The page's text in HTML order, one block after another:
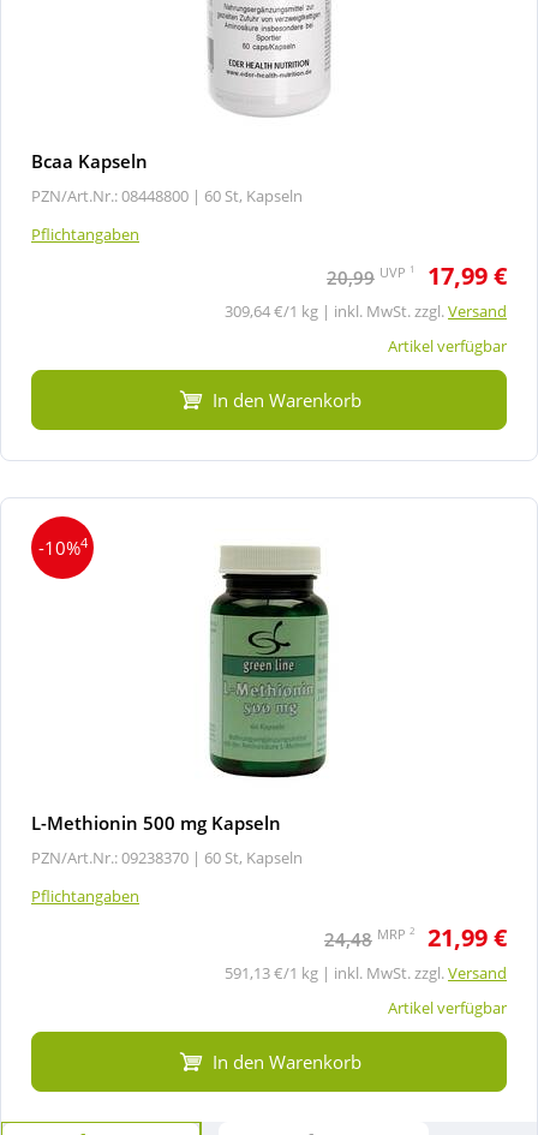
Bcaa Kapseln
PZN/Art.Nr.: 08448800 | 60 St, Kapseln
Pflichtangaben
20,99 UVP 1 17,99 €
309,64 €/1 kg | inkl. MwSt. zzgl.Versand
Artikel verfügbar
In den Warenkorb
-10%4
L-Methionin 500 mg Kapseln
PZN/Art.Nr.: 09238370 | 60 St, Kapseln
Pflichtangaben
24,48 MRP 2 21,99 €
591,13 €/1 kg | inkl. MwSt. zzgl.Versand
Artikel verfügbar
In den Warenkorb